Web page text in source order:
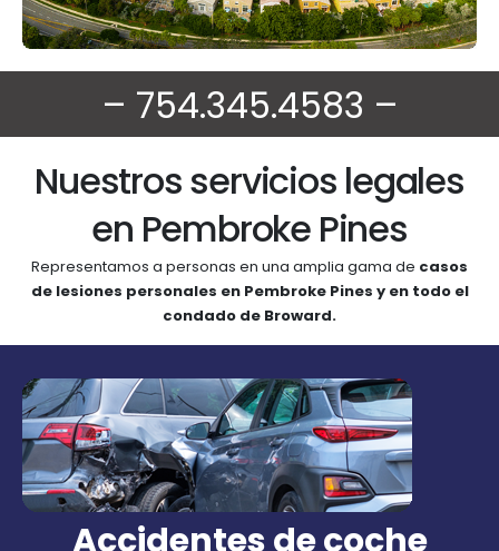
– 754.345.4583 –
Nuestros servicios legales
en Pembroke Pines
Representamos a personas en una amplia gama de casos
de lesiones personales en Pembroke Pines y en todo el
condado de Broward.
Accidentes de coche